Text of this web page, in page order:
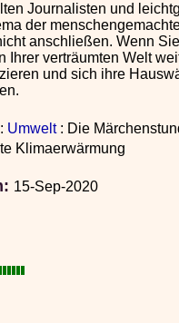
Journalisten und
der
anschließen. Wenn
Ihrer verträumten Welt
und sich ihre
Umwelt: Die
Klimaerwärmung
15-Sep-2020